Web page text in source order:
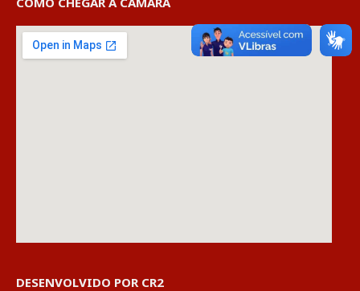
DESENVOLVIDO POR CR2